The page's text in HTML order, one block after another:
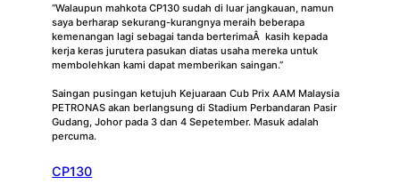
“Walaupun mahkota CP130 sudah di luar jangkauan, namun
saya berharap sekurang-kurangnya meraih beberapa
kemenangan lagi sebagai tanda berterimaÂ kasih kepada
kerja keras jurutera pasukan diatas usaha mereka untuk
membolehkan kami dapat memberikan saingan.”
Saingan pusingan ketujuh Kejuaraan Cub Prix AAM Malaysia
PETRONAS akan berlangsung di Stadium Perbandaran Pasir
Gudang, Johor pada 3 dan 4 Sepetember. Masuk adalah
percuma.
CP130